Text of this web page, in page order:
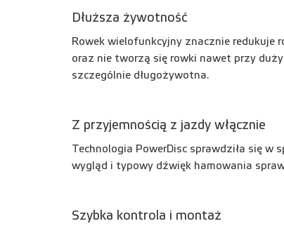
Dłuższa żywotność
Rowek wielofunkcyjny znacznie
oraz nie tworzą się rowki nawet przy
szczególnie długożywotna.
Z przyjemnością z jazdy włącznie
Technologia PowerDisc sprawdziła się w
wygląd i typowy dźwięk hamowania
Szybka kontrola i montaż